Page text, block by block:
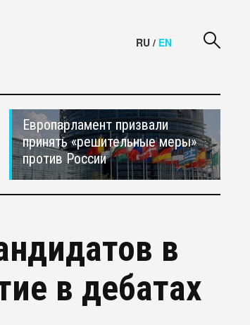
RU / EN
Европарламент призвали
принять «решительные меры»
против России
в
в дебатах